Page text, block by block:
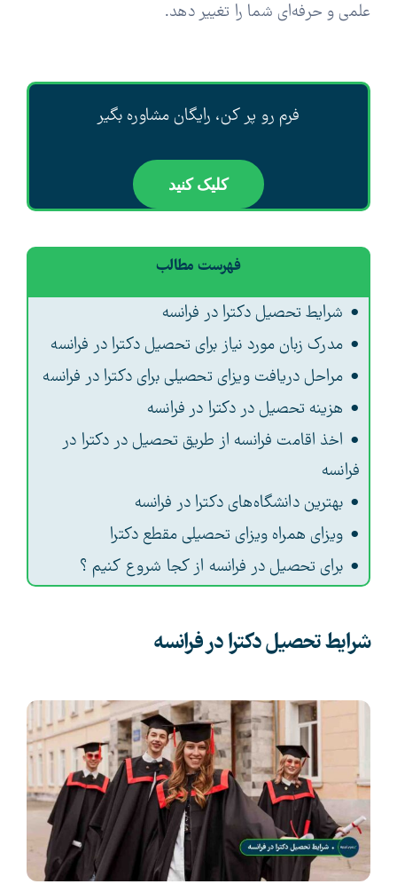
علمی و حرفه‌ای شما را تغییر دهد.
فرم رو پر کن، رایگان مشاوره بگیر
کلیک کنید
فهرست مطالب
شرایط تحصیل دکترا در فرانسه
مدرک زبان مورد نیاز برای تحصیل دکترا در فرانسه
مراحل دریافت ویزای تحصیلی برای دکترا در فرانسه
هزینه تحصیل در دکترا در فرانسه
اخذ اقامت فرانسه از طریق تحصیل در دکترا در
فرانسه
بهترین دانشگاه‌های دکترا در فرانسه
ویزای همراه ویزای تحصیلی مقطع دکترا
برای تحصیل در فرانسه از کجا شروع کنیم ؟
شرایط تحصیل دکترا در فرانسه